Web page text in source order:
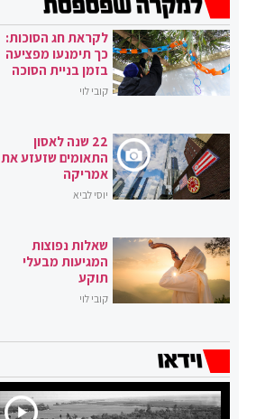
לקראת חג הסוכות:
כך תימנעו מפציעה
בזמן בניית הסוכה
קובי לוי
22 שנה לאסון
התאומים שזעזע את
אמריקה
יוסי לביא
שאלות נפוצות
המגיעות מבעלי
תוקע
קובי לוי